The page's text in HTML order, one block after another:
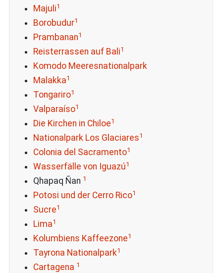
Majuli1
Borobudur1
Prambanan1
Reisterrassen auf Bali1
Komodo Meeresnationalpark
Malakka1
Tongariro1
Valparaíso1
Die Kirchen in Chiloe1
Nationalpark Los Glaciares1
Colonia del Sacramento1
Wasserfälle von Iguazú1
Qhapaq Ñan 1
Potosi und der Cerro Rico1
Sucre1
Lima1
Kolumbiens Kaffeezone1
Tayrona Nationalpark1
Cartagena 1